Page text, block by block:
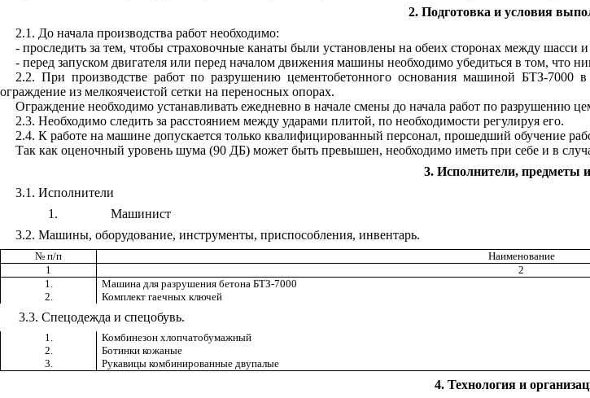
2. Подготовка и условия
2.1 . До начала производства работ необходимо:
- проследить за тем, чтобы страховочные канаты были установлены на обеих сторонах между шасси
- перед запуском двигателя или перед началом движения машины необходимо убедиться в том, что
2.2. При производстве работ по разрушению цементобетонного основания машиной БТЗ-7000 в
ограждение из мелкоячеистой сетки на переносных опорах.
Ограждение необходимо устанавливать ежедневно в начале смены до начала работ по разрушению
2.3. Необходимо следить за расстоянием между ударами плитой, по необходимости регулируя его.
2.4. К работе на машине допускается только квалифицированный персонал, прошедший обучение
Так как оценочный уровень шума (90 ДБ) может быть превышен, необходимо иметь при себе и в
3. Исполнители, предметы
3.1 . Исполнители
1.
Машинист
3.2. Машины, оборудование, инструменты, приспособления, инвентарь.
№ п/п Наименование
1
2
1.
Машина для разрушения бетона БТЗ-7000
2.
Комплект гаечных ключей
3.3. Спецодежда и спецобувь.
1. Комбинезон хлопчатобумажный
2.
Ботинки кожаные
3.
Рукавицы комбинированные двупалые
4. Технология и